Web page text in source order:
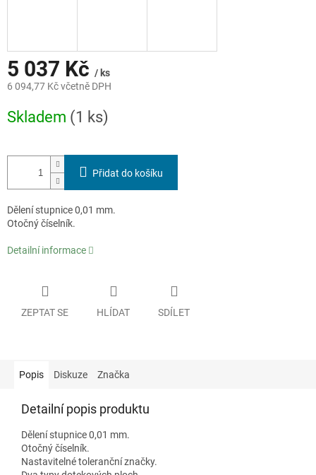
5 037 Kč / ks
6 094,77 Kč včetně DPH
cena:
Skladem (1 ks)
Přidat do košíku
Dělení stupnice 0,01 mm.
Otočný číselník.
Detailní informace
ZEPTAT SE HLÍDAT SDÍLET
Popis Diskuze Značka
Detailní popis produktu
Dělení stupnice 0,01 mm.
Otočný číselník.
Nastavitelné toleranční značky.